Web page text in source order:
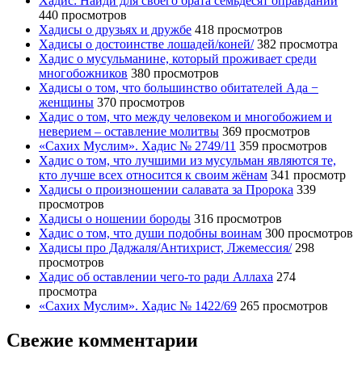
440 просмотров
Хадисы о друзьях и дружбе 418 просмотров
Хадисы о достоинстве лошадей/коней/ 382 просмотра
Хадис о мусульманине, который проживает среди
многобожников 380 просмотров
Хадисы о том, что большинство обитателей Ада −
женщины 370 просмотров
Хадис о том, что между человеком и многобожием и
неверием – оставление молитвы 369 просмотров
«Сахих Муслим». Хадис № 2749/11 359 просмотров
Хадис о том, что лучшими из мусульман являются те,
кто лучше всех относится к своим жёнам 341 просмотр
Хадисы о произношении салавата за Пророка 339
просмотров
Хадисы о ношении бороды 316 просмотров
Хадис о том, что души подобны воинам 300 просмотров
Хадисы про Даджаля/Антихрист, Лжемессия/ 298
просмотров
Хадис об оставлении чего-то ради Аллаха 274
просмотра
«Сахих Муслим». Хадис № 1422/69 265 просмотров
Свежие комментарии